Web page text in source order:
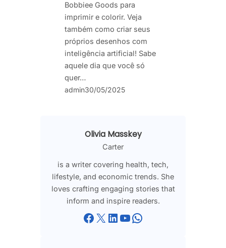
Bobbiee Goods para
imprimir e colorir. Veja
também como criar seus
próprios desenhos com
inteligência artificial! Sabe
aquele dia que você só
quer…
admin30/05/2025
Olivia Masskey
Carter
is a writer covering health, tech,
lifestyle, and economic trends. She
loves crafting engaging stories that
inform and inspire readers.
Facebook X LinkedIn YouTube WhatsApp